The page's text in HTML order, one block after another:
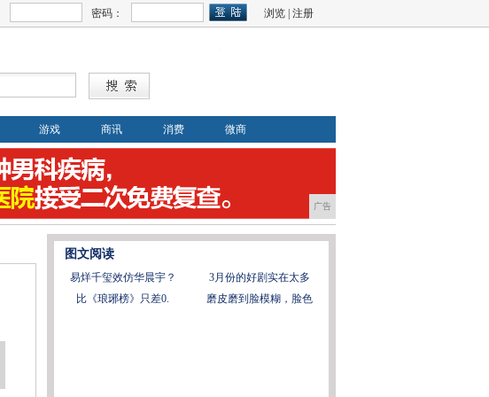
密码： 浏览 注册
游戏 商讯 消费 微商
广告
图文阅读
易烊千玺效仿华晨宇？
3月份的好剧实在太多
比《琅琊榜》只差0.
磨皮磨到脸模糊，脸色